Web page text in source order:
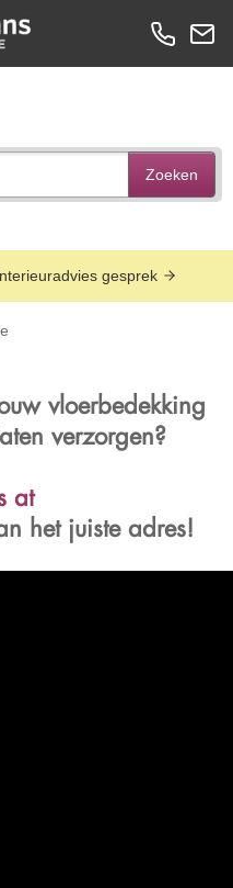
Zoeken
gesprek
vloerbedekking
verzorgen?
at
het juiste adres!